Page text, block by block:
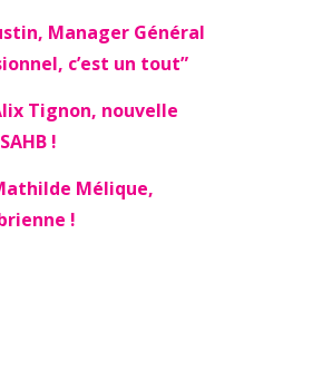
Manager Général
c’est un tout”
Tignon, nouvelle
!
Mélique,
!